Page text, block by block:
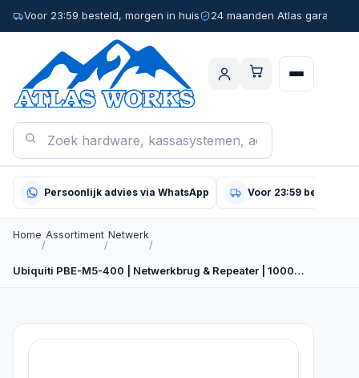
Voor 23:59 besteld, morgen in huis 24 maanden Atlas garantie
Persoonlijk advies via WhatsApp Voor 23:59 besteld,
Home
/
Assortiment
/
Netwerk
/
Ubiquiti PBE-M5-400 | Netwerkbrug & Repeater | 1000…